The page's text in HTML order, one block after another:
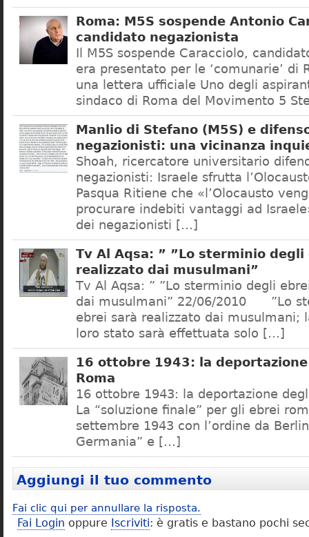
Roma: M5S sospende Antonio
candidato negazionista
Il M5S sospende Caracciolo,
era presentato per le ‘comunarie’ di
una lettera ufficiale Uno degli
sindaco di Roma del Movimento 5
Manlio di Stefano (M5S) e
negazionisti: una vicinanza
Shoah, ricercatore universitario
negazionisti: Israele sfrutta
Pasqua Ritiene che «l’Olocausto
procurare indebiti vantaggi ad
dei negazionisti […]
Tv Al Aqsa: ” ”Lo sterminio degli
realizzato dai musulmani”
Tv Al Aqsa: ” ”Lo sterminio degli
dai musulmani” 22/06/2010 ”Lo
ebrei sarà realizzato dai musulmani;
loro stato sarà effettuata solo […]
16 ottobre 1943: la
Roma
16 ottobre 1943: la deportazione
La “soluzione finale” per gli ebrei
settembre 1943 con l’ordine da
Germania” e […]
Aggiungi il tuo commento
Fai clic qui per annullare la risposta.
Fai Login oppure Iscriviti: è gratis e bastano pochi